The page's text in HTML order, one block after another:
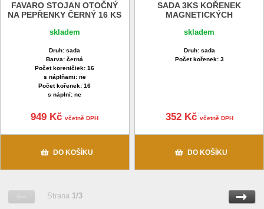
FAVARO STOJAN OTOČNÝ
NA PEPŘENKY ČERNÝ 16 KS
skladem
Druh: sada
Barva: černá
Počet koreničiek: 16
s náplňami: ne
Počet kořenek: 16
s náplní: ne
949 Kčvčetně DPH
DO KOŠÍKU
SADA 3KS KOŘENEK
MAGNETICKÝCH
skladem
Druh: sada
Počet kořenek: 3
352 Kč včetně DPH
DO KOŠÍKU
Strana 1/3